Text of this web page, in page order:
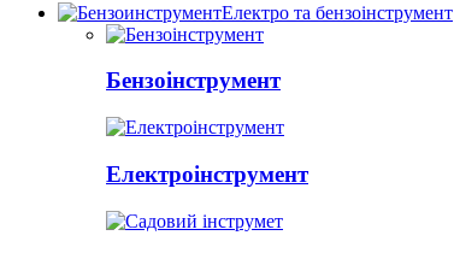
Електро та бензоінструмент
Бензоінструмент
Електроінструмент